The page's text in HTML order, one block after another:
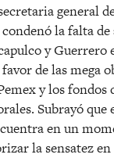
general
la falta
y Guerrero
de las mega
y los fondos
Subrayó que
en un
la sensatez en